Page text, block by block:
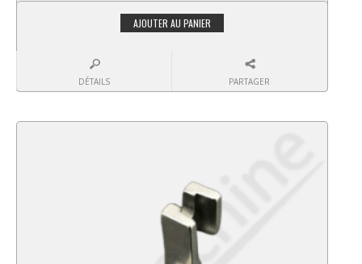
AJOUTER AU PANIER
DÉTAILS PARTAGER